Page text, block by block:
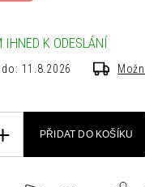
IHNED K ODESLÁNÍ
11.8.2026
PŘIDAT DO KOŠÍKU